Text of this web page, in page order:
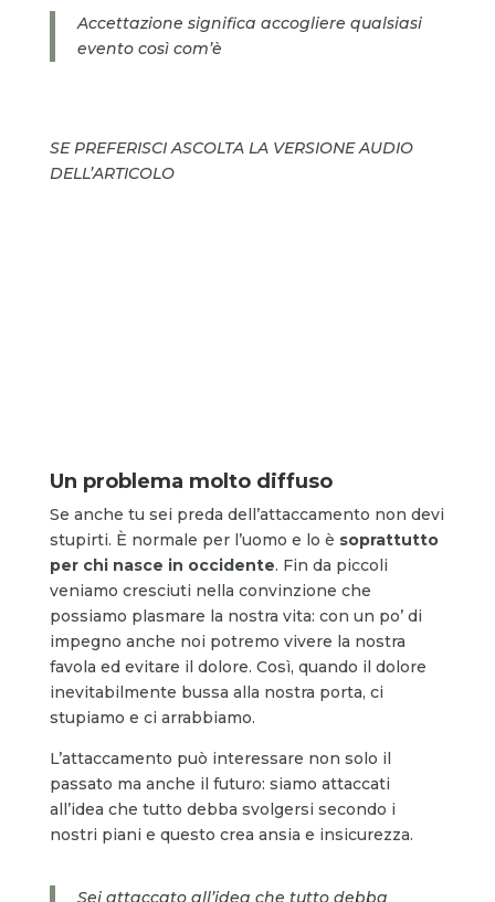
Accettazione significa accogliere qualsiasi
evento così com’è
SE PREFERISCI ASCOLTA LA VERSIONE AUDIO
DELL’ARTICOLO
Un problema molto diffuso
Se anche tu sei preda dell’attaccamento non devi
stupirti. È normale per l’uomo e lo è soprattutto
per chi nasce in occidente. Fin da piccoli
veniamo cresciuti nella convinzione che
possiamo plasmare la nostra vita: con un po’ di
impegno anche noi potremo vivere la nostra
favola ed evitare il dolore. Così, quando il dolore
inevitabilmente bussa alla nostra porta, ci
stupiamo e ci arrabbiamo.
L’attaccamento può interessare non solo il
passato ma anche il futuro: siamo attaccati
all’idea che tutto debba svolgersi secondo i
nostri piani e questo crea ansia e insicurezza.
Sei attaccato all’idea che tutto debba